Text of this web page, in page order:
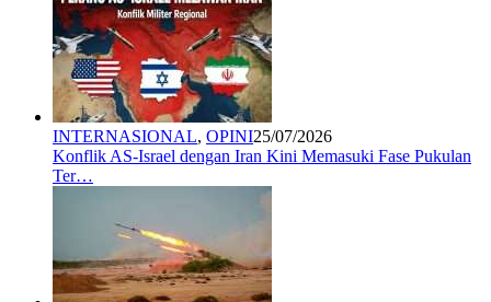
INTERNASIONAL, OPINI25/07/2026
Konflik AS-Israel dengan Iran Kini Memasuki Fase Pukulan
Ter…